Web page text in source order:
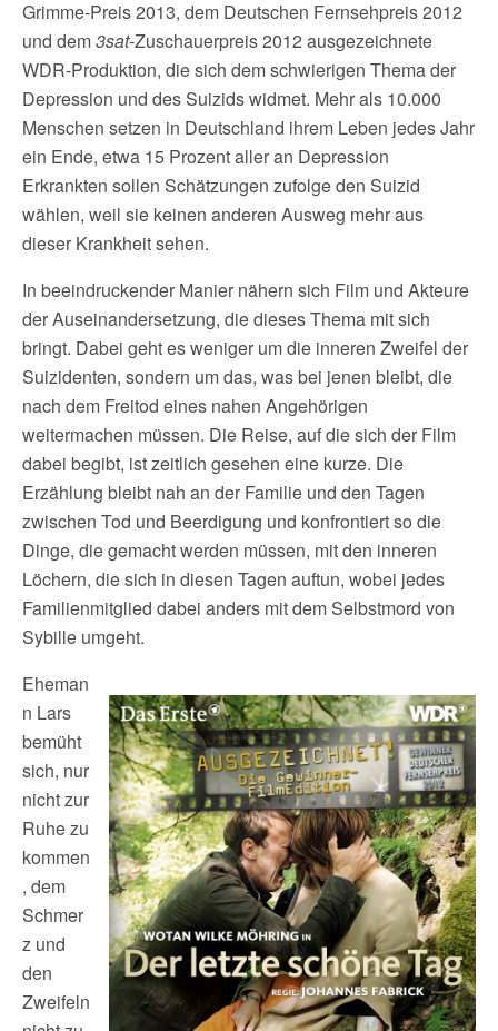
Grimme-Preis 2013, dem Deutschen Fernsehpreis 2012
und dem3sat-Zuschauerpreis 2012 ausgezeichnete
WDR-Produktion, die sich dem schwierigen Thema der
Depression und des Suizids widmet. Mehr als 10.000
Menschen setzen in Deutschland ihrem Leben jedes Jahr
ein Ende, etwa 15 Prozent aller an Depression
Erkrankten sollen Schätzungen zufolge den Suizid
wählen, weil sie keinen anderen Ausweg mehr aus
dieser Krankheit sehen.
In beeindruckender Manier nähern sich Film und Akteure
der Auseinandersetzung, die dieses Thema mit sich
bringt. Dabei geht es weniger um die inneren Zweifel der
Suizidenten, sondern um das, was bei jenen bleibt, die
nach dem Freitod eines nahen Angehörigen
weitermachen müssen. Die Reise, auf die sich der Film
dabei begibt, ist zeitlich gesehen eine kurze. Die
Erzählung bleibt nah an der Familie und den Tagen
zwischen Tod und Beerdigung und konfrontiert so die
Dinge, die gemacht werden müssen, mit den inneren
Löchern, die sich in diesen Tagen auftun, wobei jedes
Familienmitglied dabei anders mit dem Selbstmord von
Sybille umgeht.
Eheman
n Lars
bemüht
sich, nur
nicht zur
Ruhe zu
kommen
, dem
Schmer
z und
den
Zweifeln